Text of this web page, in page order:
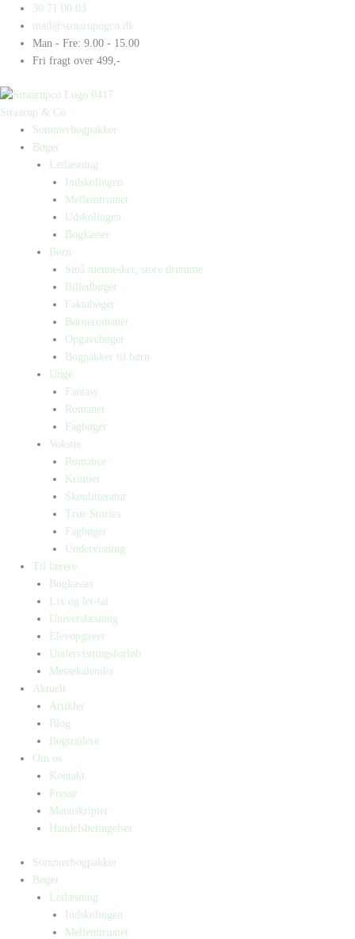
indholdet
30 71 00 03
mail@straarupogco.dk
Man - Fre: 9.00 - 15.00
Fri fragt over 499,-
Straarup & Co
Sommerbogpakker
Bøger
Letlæsning
Indskolingen
Mellemtrinnet
Udskolingen
Bogkasser
Børn
Små mennesker, store drømme
Billedbøger
Faktabøger
Børneromaner
Opgavebøger
Bogpakker til børn
Unge
Fantasy
Romaner
Fagbøger
Voksne
Romance
Krimier
Skønlitteratur
True Stories
Fagbøger
Undervisning
Til lærere
Bogkasser
Lix og let-tal
Universlæsning
Elevopgaver
Undervisningsforløb
Messekalender
Aktuelt
Artikler
Blog
Bogtrailere
Om os
Kontakt
Presse
Manuskripter
Handelsbetingelser
Sommerbogpakker
Bøger
Letlæsning
Indskolingen
Mellemtrinnet
Products
search
Products
search
Molles